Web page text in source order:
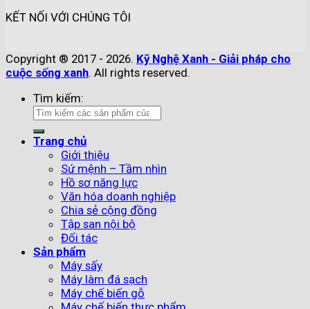
KẾT NỐI VỚI CHÚNG TÔI
Copyright ® 2017 - 2026. Kỹ Nghệ Xanh - Giải pháp cho
cuộc sống xanh. All rights reserved.
Tìm kiếm:
Trang chủ
Giới thiệu
Sứ mệnh – Tầm nhìn
Hồ sơ năng lực
Văn hóa doanh nghiệp
Chia sẻ cộng đồng
Tập san nội bộ
Đối tác
Sản phẩm
Máy sấy
Máy làm đá sạch
Máy chế biến gỗ